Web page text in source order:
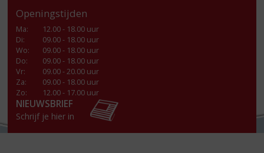
Openingstijden
Ma:
12.00 - 18.00 uur
Di:
09.00 - 18.00 uur
Wo:
09.00 - 18.00 uur
Do:
09.00 - 18.00 uur
Vr:
09.00 - 20.00 uur
Za:
09.00 - 18.00 uur
Zo:
12.00 - 17.00 uur
NIEUWSBRIEF
Schrijf je hier in